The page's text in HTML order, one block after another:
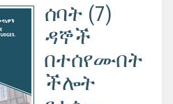
ሰባት (7)
ዳኞች
በተሰየሙበት
ችሎት